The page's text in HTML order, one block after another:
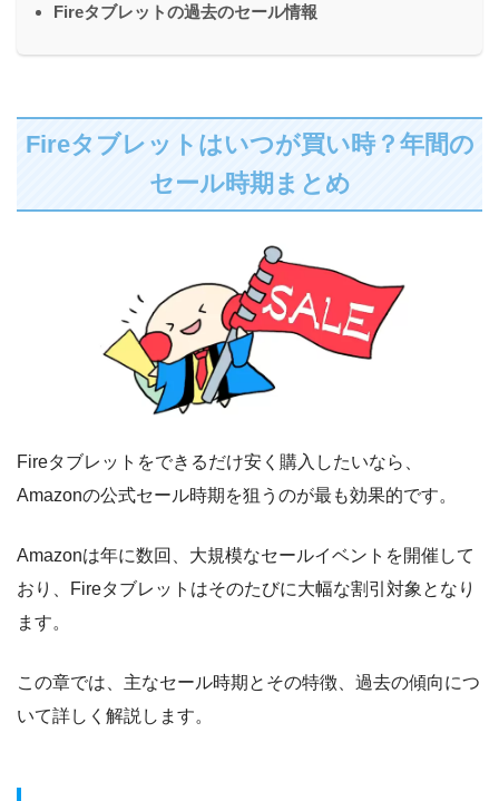
Fireタブレットの過去のセール情報
Fireタブレットはいつが買い時？年間の
セール時期まとめ
Fireタブレットをできるだけ安く購入したいなら、
Amazonの公式セール時期を狙うのが最も効果的です。
Amazonは年に数回、大規模なセールイベントを開催して
おり、Fireタブレットはそのたびに大幅な割引対象となり
ます。
この章では、主なセール時期とその特徴、過去の傾向につ
いて詳しく解説します。